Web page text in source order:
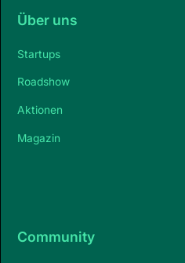
Über uns
Startups
Roadshow
Aktionen
Magazin
Community